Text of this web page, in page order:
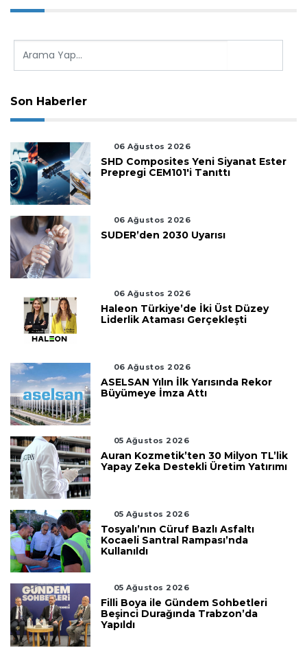
Son Haberler
06 Ağustos 2026
SHD Composites Yeni Siyanat Ester
Prepregi CEM101'i Tanıttı
06 Ağustos 2026
SUDER’den 2030 Uyarısı
06 Ağustos 2026
Haleon Türkiye’de İki Üst Düzey
Liderlik Ataması Gerçekleşti
06 Ağustos 2026
ASELSAN Yılın İlk Yarısında Rekor
Büyümeye İmza Attı
05 Ağustos 2026
Auran Kozmetik’ten 30 Milyon TL’lik
Yapay Zeka Destekli Üretim Yatırımı
05 Ağustos 2026
Tosyalı’nın Cüruf Bazlı Asfaltı
Kocaeli Santral Rampası’nda
Kullanıldı
05 Ağustos 2026
Filli Boya ile Gündem Sohbetleri
Beşinci Durağında Trabzon’da
Yapıldı